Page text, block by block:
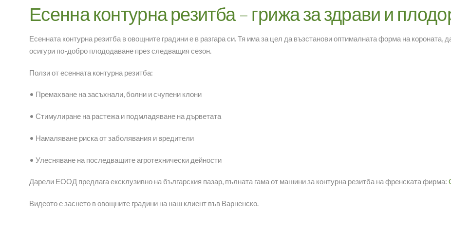
Есенна контурна резитба – грижа за здрави и
Есенната контурна резитба в овощните градини е в разгара си. Тя има за цел да възстанови оптималната форма на короната,
осигури по-добро плододаване през следващия сезон.
Ползи от есенната контурна резитба:
• Премахване на засъхнали, болни и счупени клони
• Стимулиране на растежа и подмладяване на дърветата
• Намаляване риска от заболявания и вредители
• Улесняване на последващите агротехнически дейности
Дарели ЕООД предлага ексклузивно на българския пазар, пълната гама от машини за контурна резитба на френската фирма:
Видеото е заснето в овощните градини на наш клиент във Варненско.